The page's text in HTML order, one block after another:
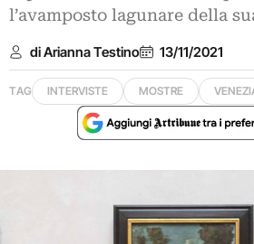
l’avamposto lagunare della
di Arianna Testino 13/11/2021
TAG INTERVISTE MOSTRE